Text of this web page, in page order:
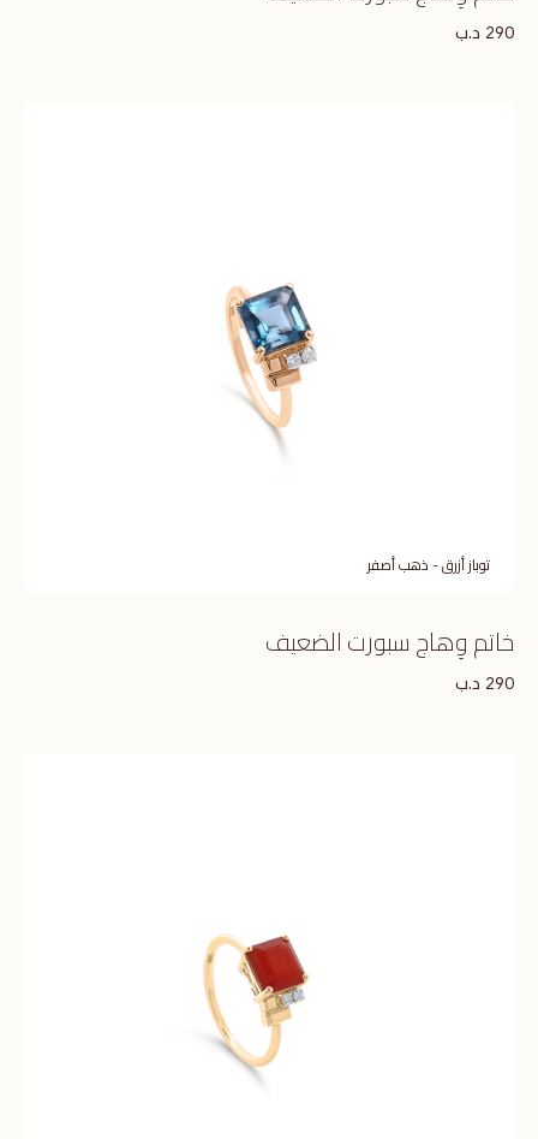
290 د.ب
توباز أزرق - ذهب أصفر
خاتم وِهاج سبورت الضعيف
290 د.ب